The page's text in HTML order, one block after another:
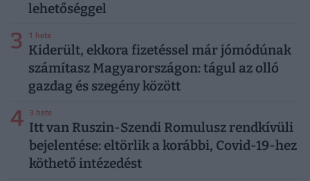
lehetőséggel
3 1 hete
Kiderült, ekkora fizetéssel már jómódúnak
számítasz Magyarországon: tágul az olló
gazdag és szegény között
4 3 hete
Itt van Ruszin-Szendi Romulusz rendkívüli
bejelentése: eltörlik a korábbi, Covid-19-hez
köthető intézedést